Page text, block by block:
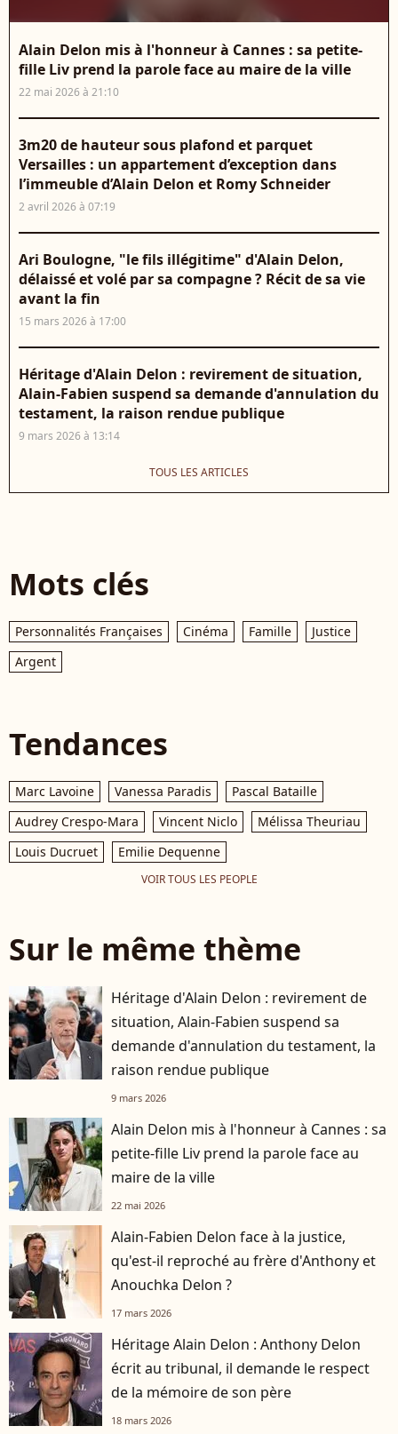
Alain Delon mis à l'honneur à Cannes : sa petite-
fille Liv prend la parole face au maire de la ville
22 mai 2026 à 21:10
3m20 de hauteur sous plafond et parquet
Versailles : un appartement d’exception dans
l’immeuble d’Alain Delon et Romy Schneider
2 avril 2026 à 07:19
Ari Boulogne, "le fils illégitime" d'Alain Delon,
délaissé et volé par sa compagne ? Récit de sa vie
avant la fin
15 mars 2026 à 17:00
Héritage d'Alain Delon : revirement de situation,
Alain-Fabien suspend sa demande d'annulation du
testament, la raison rendue publique
9 mars 2026 à 13:14
TOUS LES ARTICLES
Mots clés
Personnalités Françaises Cinéma Famille
Justice
Argent
Tendances
Marc Lavoine Vanessa Paradis
Pascal Bataille
Audrey Crespo-Mara
Vincent Niclo
Mélissa Theuriau
Louis Ducruet
Emilie Dequenne
VOIR TOUS LES PEOPLE
Sur le même thème
Héritage d'Alain Delon : revirement de
situation, Alain-Fabien suspend sa
demande d'annulation du testament, la
raison rendue publique
9 mars 2026
Alain Delon mis à l'honneur à Cannes : sa
petite-fille Liv prend la parole face au
maire de la ville
22 mai 2026
Alain-Fabien Delon face à la justice,
qu'est-il reproché au frère d'Anthony et
Anouchka Delon ?
17 mars 2026
Héritage Alain Delon : Anthony Delon
écrit au tribunal, il demande le respect
de la mémoire de son père
18 mars 2026